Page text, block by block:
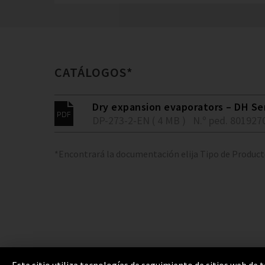
CATÁLOGOS*
Dry expansion evaporators – DH
*Encontrará la documentación elija Tipo de